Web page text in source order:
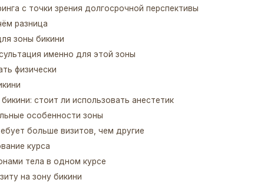
с точки зрения долгосрочной перспективы
разница
зоны бикини
именно для этой зоны
физически
стоит ли использовать анестетик
особенности зоны
больше визитов, чем другие
курса
тела в одном курсе
на зону бикини